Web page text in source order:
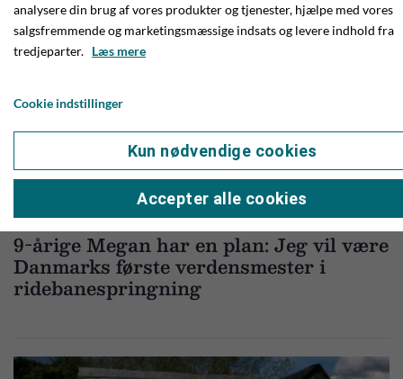
9-årige Megan har en plan: Jeg vil være
Danmarks første verdensmester i
ridebanespringning
analysere din brug af vores produkter og tjenester, hjælpe med vores
salgsfremmende og marketingsmæssige indsats og levere indhold fra
tredjeparter. Læs mere
Cookie indstillinger
Kun nødvendige cookies
Accepter alle cookies